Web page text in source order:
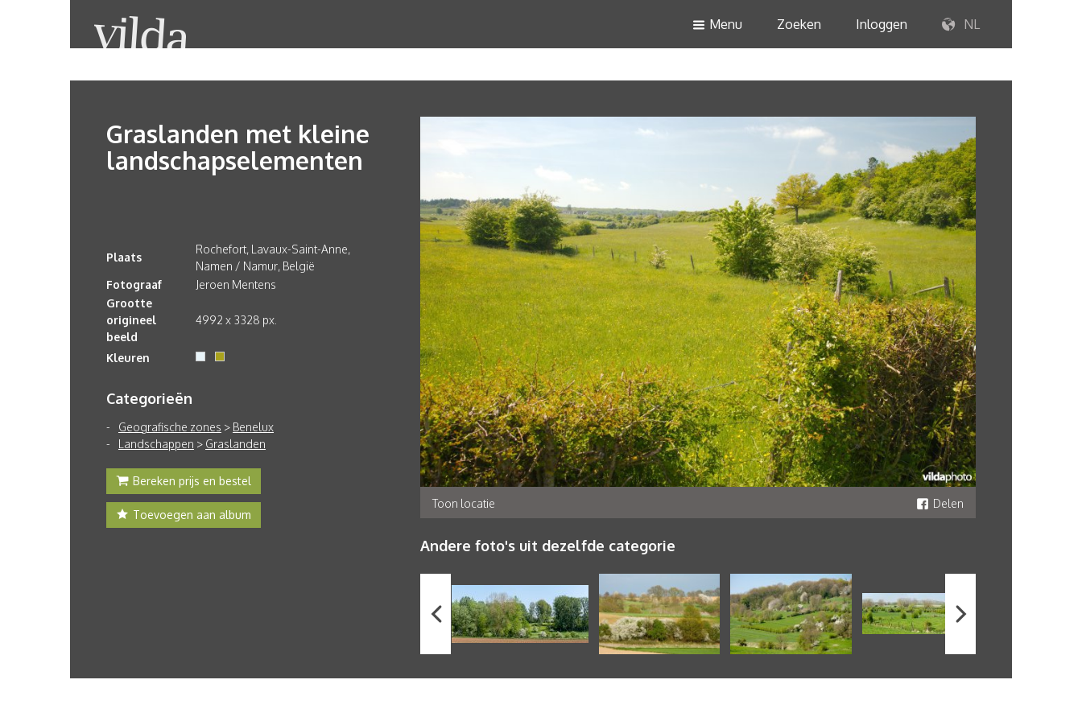
Menu Zoeken Inloggen NL
Graslanden met kleine
landschapselementen
Plaats
Rochefort, Lavaux-Saint-Anne,
Namen / Namur, België
Fotograaf
Jeroen Mentens
Grootte
origineel
beeld
4992 x 3328 px.
Kleuren
Categorieën
Geografische zones > Benelux
Landschappen > Graslanden
Bereken prijs en bestel
Toevoegen aan album
Toon locatie Delen
Andere foto's uit dezelfde categorie